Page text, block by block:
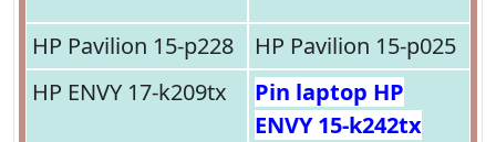
HP Pavilion 15-p228
HP Pavilion 15-p025
HP ENVY 17-k209tx
Pin laptop HP
ENVY 15-k242tx